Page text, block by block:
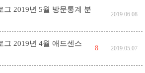
그 2019년 5월 방문통계 분
2019.06.08
그 2019년 4월 애드센스
8 2019.05.07